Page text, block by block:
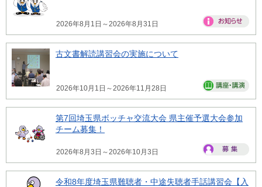
2026年8月1日～2026年8月31日
古文書解読講習会の実施について
2026年10月1日～2026年11月28日
第7回埼玉県ボッチャ交流大会 県主催予選大会参加
チーム募集！
2026年8月3日～2026年10月3日
令和8年度埼玉県難聴者・中途失聴者手話講習会【入